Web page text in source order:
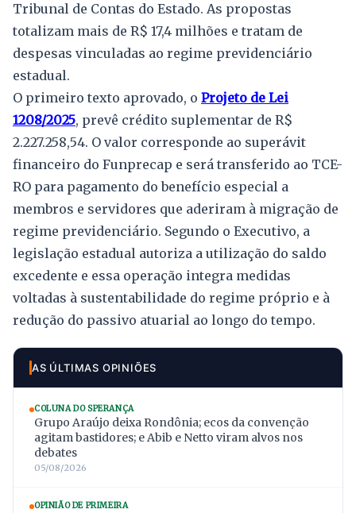
Tribunal de Contas do Estado. As propostas
totalizam mais de R$ 17,4 milhões e tratam de
despesas vinculadas ao regime previdenciário
estadual.
O primeiro texto aprovado, o Projeto de Lei
1208/2025, prevê crédito suplementar de R$
2.227.258,54. O valor corresponde ao superávit
financeiro do Funprecap e será transferido ao TCE-
RO para pagamento do benefício especial a
membros e servidores que aderiram à migração de
regime previdenciário. Segundo o Executivo, a
legislação estadual autoriza a utilização do saldo
excedente e essa operação integra medidas
voltadas à sustentabilidade do regime próprio e à
redução do passivo atuarial ao longo do tempo.
AS ÚLTIMAS OPINIÕES
COLUNA DO SPERANÇA
Grupo Araújo deixa Rondônia; ecos da convenção
agitam bastidores; e Abib e Netto viram alvos nos
debates
05/08/2026
OPINIÃO DE PRIMEIRA